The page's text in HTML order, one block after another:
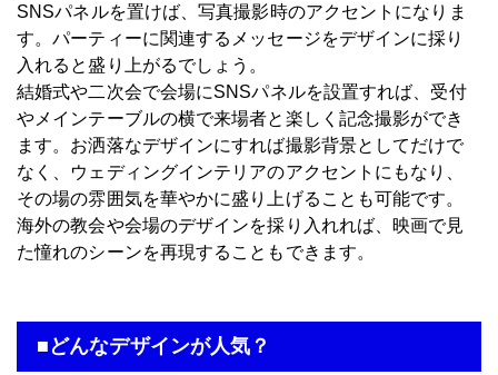
SNSパネルを置けば、写真撮影時のアクセントになりま
す。パーティーに関連するメッセージをデザインに採り
入れると盛り上がるでしょう。
結婚式や二次会で会場にSNSパネルを設置すれば、受付
やメインテーブルの横で来場者と楽しく記念撮影ができ
ます。お洒落なデザインにすれば撮影背景としてだけで
なく、ウェディングインテリアのアクセントにもなり、
その場の雰囲気を華やかに盛り上げることも可能です。
海外の教会や会場のデザインを採り入れれば、映画で見
た憧れのシーンを再現することもできます。
■どんなデザインが人気？